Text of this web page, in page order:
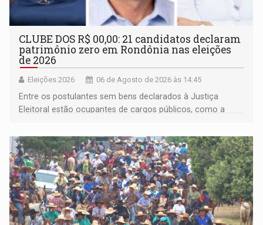
CLUBE DOS R$ 00,00: 21 candidatos declaram
patrimônio zero em Rondônia nas eleições
de 2026
Eleições 2026 06 de Agosto de 2026 às 14:45
Entre os postulantes sem bens declarados à Justiça
Eleitoral estão ocupantes de cargos públicos, como a
Pedro Geovar (PP) e a vice-prefeita Magna dos Anjos
(NOVO)